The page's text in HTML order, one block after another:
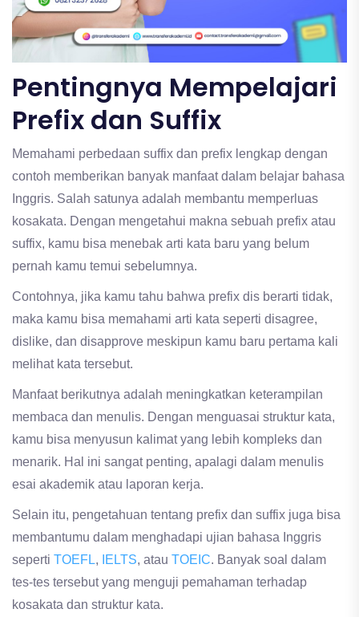
Pentingnya Mempelajari
Prefix dan Suffix
Memahami perbedaan suffix dan prefix lengkap dengan
contoh memberikan banyak manfaat dalam belajar bahasa
Inggris. Salah satunya adalah membantu memperluas
kosakata. Dengan mengetahui makna sebuah prefix atau
suffix, kamu bisa menebak arti kata baru yang belum
pernah kamu temui sebelumnya.
Contohnya, jika kamu tahu bahwa prefix dis berarti tidak,
maka kamu bisa memahami arti kata seperti disagree,
dislike, dan disapprove meskipun kamu baru pertama kali
melihat kata tersebut.
Manfaat berikutnya adalah meningkatkan keterampilan
membaca dan menulis. Dengan menguasai struktur kata,
kamu bisa menyusun kalimat yang lebih kompleks dan
menarik. Hal ini sangat penting, apalagi dalam menulis
esai akademik atau laporan kerja.
Selain itu, pengetahuan tentang prefix dan suffix juga bisa
membantumu dalam menghadapi ujian bahasa Inggris
seperti TOEFL, IELTS, atau TOEIC. Banyak soal dalam
tes-tes tersebut yang menguji pemahaman terhadap
kosakata dan struktur kata.